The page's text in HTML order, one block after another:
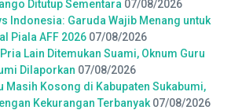
Ditutup Sementara 07/08/2026
Indonesia: Garuda Wajib Menang untuk
Piala AFF 2026 07/08/2026
Lain Ditemukan Suami, Oknum Guru
Dilaporkan 07/08/2026
Masih Kosong di Kabupaten Sukabumi,
Kekurangan Terbanyak 07/08/2026